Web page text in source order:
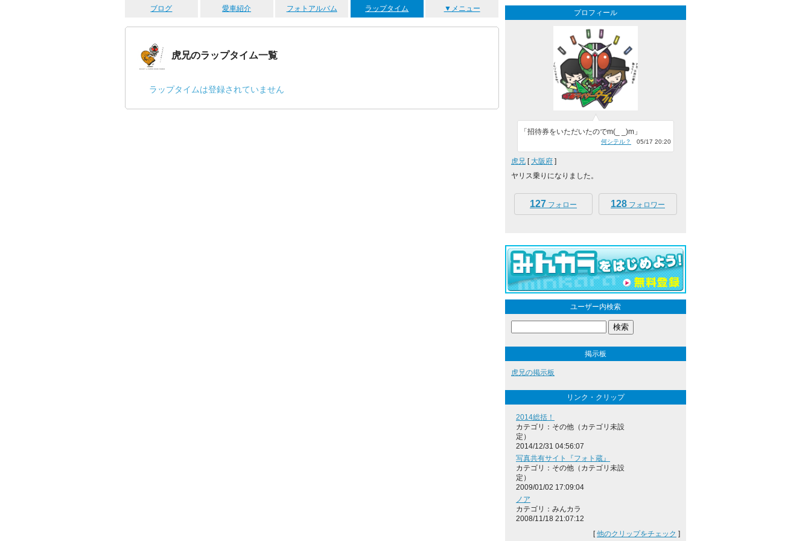
ブログ 愛車紹介 フォトアルバム ラップタイム ▼メニュー
虎兄のラップタイム一覧
ラップタイムは登録されていません
プロフィール
「招待券をいただいたのでm(_ _)m」
何シテル？ 05/17 20:20
虎兄 [ 大阪府 ]
ヤリス乗りになりました。
127 フォロー 128 フォロワー
ユーザー内検索
掲示板
虎兄の掲示板
リンク・クリップ
2014総括！
カテゴリ：その他（カテゴリ未設
定）
2014/12/31 04:56:07
写真共有サイト『フォト蔵』
カテゴリ：その他（カテゴリ未設
定）
2009/01/02 17:09:04
ノア
カテゴリ：みんカラ
2008/11/18 21:07:12
[他のクリップをチェック ]